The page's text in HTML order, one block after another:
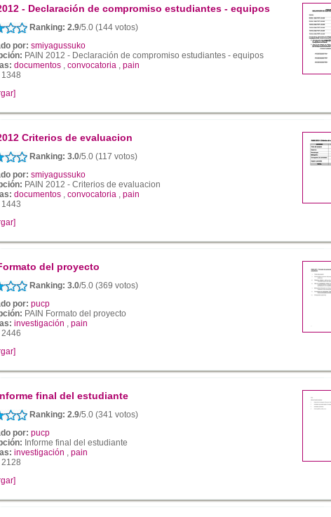
- Declaración de compromiso estudiantes - equipos
Ranking: 2.9/5.0 (144 votos)
por: smiyagussuko
PAIN 2012 - Declaración de compromiso estudiantes - equipos
documentos , convocatoria , pain
1348
Criterios de evaluacion
Ranking: 3.0/5.0 (117 votos)
por: smiyagussuko
PAIN 2012 - Criterios de evaluacion
documentos , convocatoria , pain
1443
del proyecto
Ranking: 3.0/5.0 (369 votos)
por: pucp
PAIN Formato del proyecto
investigación , pain
2446
final del estudiante
Ranking: 2.9/5.0 (341 votos)
por: pucp
Informe final del estudiante
investigación , pain
2128